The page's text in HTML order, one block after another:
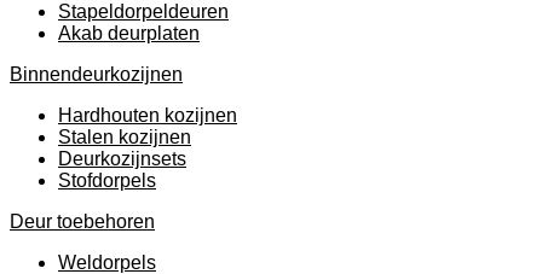
Stapeldorpeldeuren
Akab deurplaten
Binnendeurkozijnen
Hardhouten kozijnen
Stalen kozijnen
Deurkozijnsets
Stofdorpels
Deur toebehoren
Weldorpels